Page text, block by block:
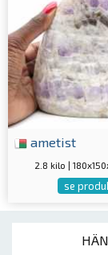
ametist
2.8 kilo |
se